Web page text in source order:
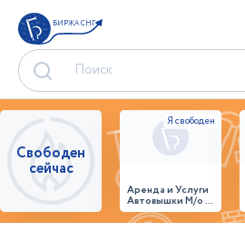
БИРЖА СНГ
Свободен
сейчас
Аренда и Услуги
Автовышки М/о г.
Домодедово
26,28,32 место